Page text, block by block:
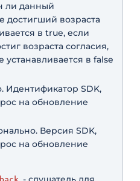
ли данный
достигший возраста
в true, если
возраста согласия,
устанавливается в false
Идентификатор SDK,
на обновление
Версия SDK,
на обновление